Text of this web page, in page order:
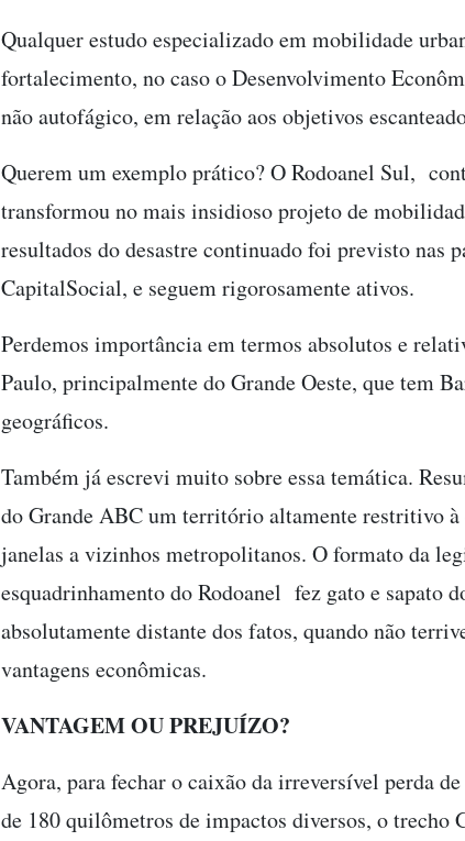
Qualquer estudo especializado em mobilidade
fortalecimento, no caso o Desenvolvimento
não autofágico, em relação aos objetivos
Querem um exemplo prático? O Rodoanel Sul,
transformou no mais insidioso projeto de
resultados do desastre continuado foi previsto nas
CapitalSocial, e seguem rigorosamente ativos.
Perdemos importância em termos absolutos e
Paulo, principalmente do Grande Oeste, que tem
geográficos.
Também já escrevi muito sobre essa temática.
do Grande ABC um território altamente restritivo à
janelas a vizinhos metropolitanos. O formato da
esquadrinhamento do Rodoanel fez gato e sapato
absolutamente distante dos fatos, quando não
vantagens econômicas.
VANTAGEM OU PREJUÍZO?
Agora, para fechar o caixão da irreversível perda
de 180 quilômetros de impactos diversos, o trecho